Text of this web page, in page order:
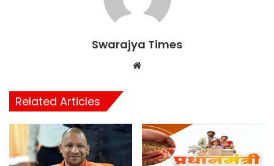
Swarajya Times
Related Articles